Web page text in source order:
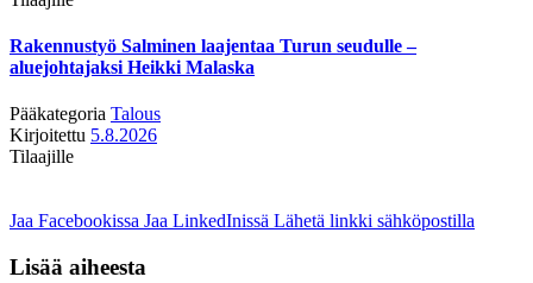
Rakennustyö Salminen laajentaa Turun seudulle –
aluejohtajaksi Heikki Malaska
Pääkategoria Talous
Kirjoitettu 5.8.2026
Tilaajille
Jaa Facebookissa Jaa LinkedInissä Lähetä linkki sähköpostilla
Lisää aiheesta